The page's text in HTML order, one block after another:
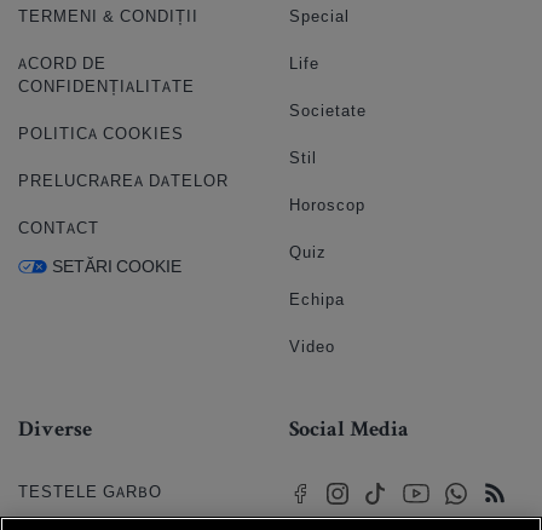
TERMENI & CONDIȚII
ACORD DE
CONFIDENȚIALITATE
POLITICA COOKIES
PRELUCRAREA DATELOR
CONTACT
SETĂRI COOKIE
Special
Life
Societate
Stil
Horoscop
Quiz
Echipa
Video
Diverse
TESTELE GARBO
Social Media